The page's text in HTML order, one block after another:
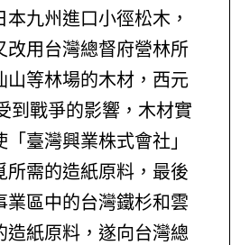
九州進口小徑松木，
改用台灣總督府營林所
山等林場的木材，西元
到戰爭的影響，木材實
臺灣興業株式會社」
所需的造紙原料，最後
業區中的台灣鐵杉和雲
造紙原料，遂向台灣總